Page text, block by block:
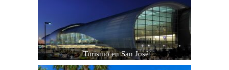
Turismo en San José